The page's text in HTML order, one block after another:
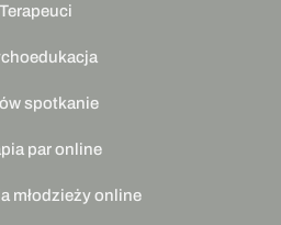
Terapeuci
spotkanie
par online
młodzieży online